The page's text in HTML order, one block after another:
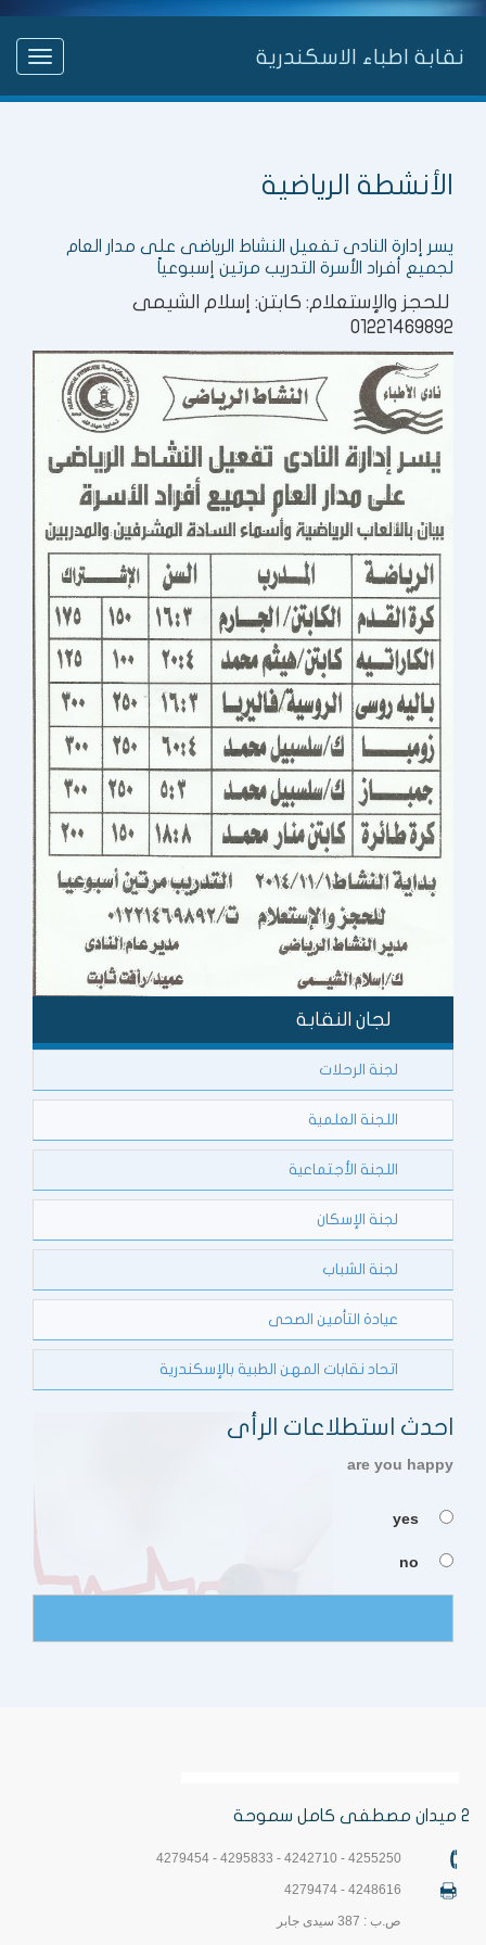
نقابة اطباء الاسكندرية
الأنشطة الرياضية
يسر إدارة النادى تفعيل النشاط الرياضى على مدار العام
لجميع أفراد الأسرة التدريب مرتين إسبوعياً
للحجز والإستعلام: كابتن: إسلام الشيمى
01221469892
لجان النقابة
لجنة الرحلات
اللجنة العلمية
اللجنة الأجتماعية
لجنة الإسكان
لجنة الشباب
عيادة التأمين الصحى
اتحاد نقابات المهن الطبية بالإسكندرية
احدث استطلاعات الرأى
are you happy
yes
no
2 ميدان مصطفى كامل سموحة
4255250 - 4242710 - 4295833 - 4279454
4248616 - 4279474
ص.ب : 387 سيدى جابر